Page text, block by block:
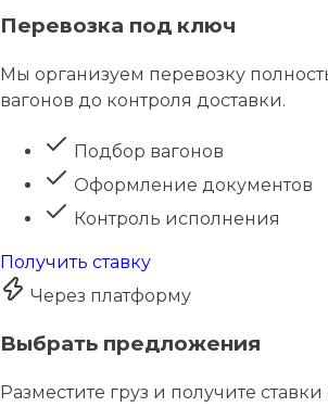
Перевозка под ключ
Мы организуем перевозку
вагонов до контроля доставки.
Подбор вагонов
Оформление документов
Контроль исполнения
Получить ставку
Через платформу
Выбрать предложения
Разместите груз и получите